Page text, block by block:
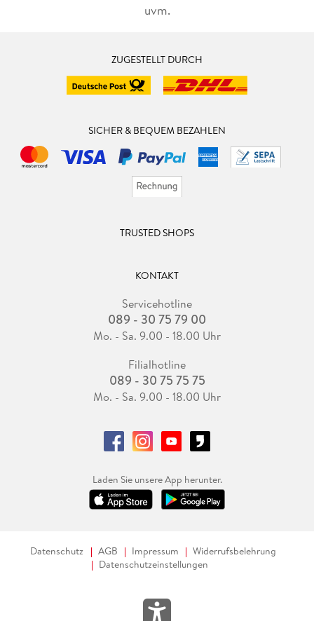
uvm.
ZUGESTELLT DURCH
SICHER & BEQUEM BEZAHLEN
TRUSTED SHOPS
KONTAKT
Servicehotline
089 - 30 75 79 00
Mo. - Sa. 9.00 - 18.00 Uhr
Filialhotline
089 - 30 75 75 75
Mo. - Sa. 9.00 - 18.00 Uhr
Laden Sie unsere App herunter.
Datenschutz AGB Impressum
Widerrufsbelehrung
Datenschutzeinstellungen